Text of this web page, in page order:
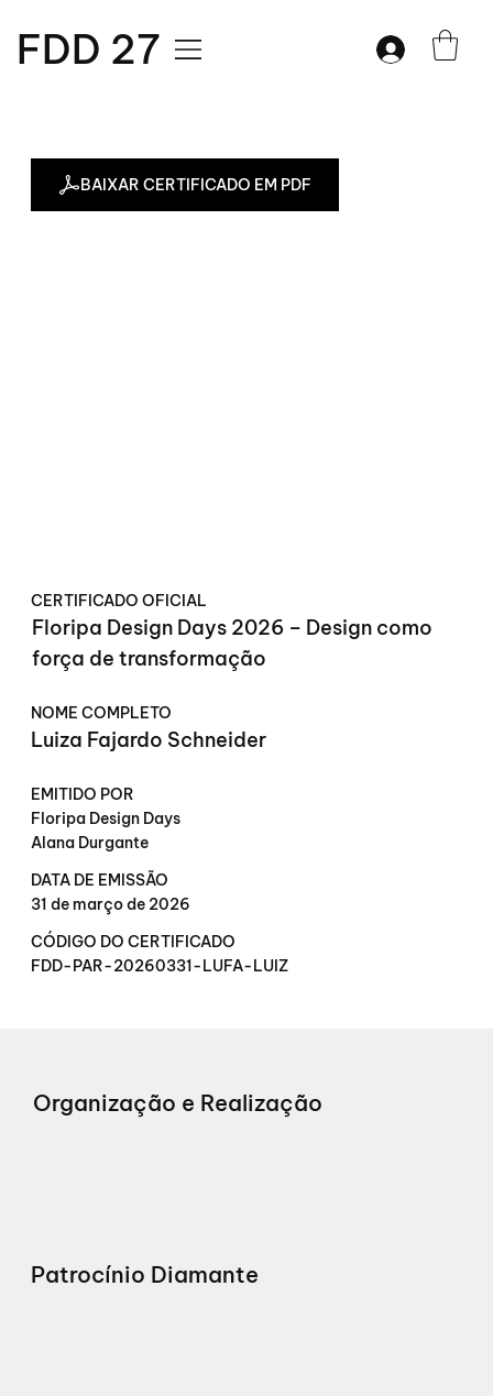
FDD 27
BAIXAR CERTIFICADO EM PDF
CERTIFICADO OFICIAL
Floripa Design Days 2026 – Design como
força de transformação
NOME COMPLETO
Luiza Fajardo Schneider
DATA DE EMISSÃO
31 de março de 2026
EMITIDO POR
Floripa Design Days
Alana Durgante
CÓDIGO DO CERTIFICADO
FDD-PAR-20260331-LUFA-LUIZ
Organização e Realização
Patrocínio Diamante